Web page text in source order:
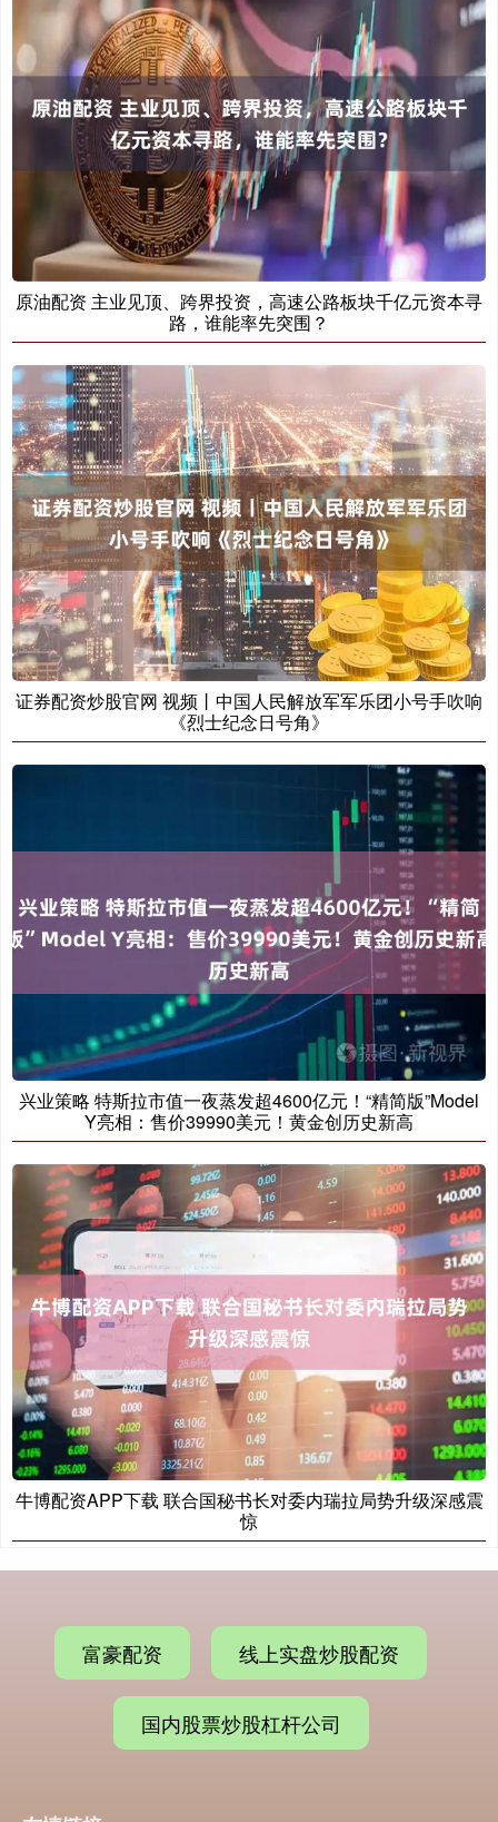
原油配资 主业见顶、跨界投资，高速公路板块千亿元资本寻
路，谁能率先突围？
证券配资炒股官网 视频丨中国人民解放军军乐团小号手吹响
《烈士纪念日号角》
兴业策略 特斯拉市值一夜蒸发超4600亿元！“精简版”Model
Y亮相：售价39990美元！黄金创历史新高
牛博配资APP下载 联合国秘书长对委内瑞拉局势升级深感震
惊
富豪配资 线上实盘炒股配资
国内股票炒股杠杆公司